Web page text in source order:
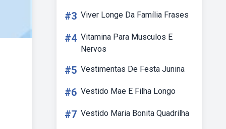
#3 Viver Longe Da Família Frases
#4 Vitamina Para Musculos E
Nervos
#5 Vestimentas De Festa Junina
#6 Vestido Mae E Filha Longo
#7 Vestido Maria Bonita Quadrilha